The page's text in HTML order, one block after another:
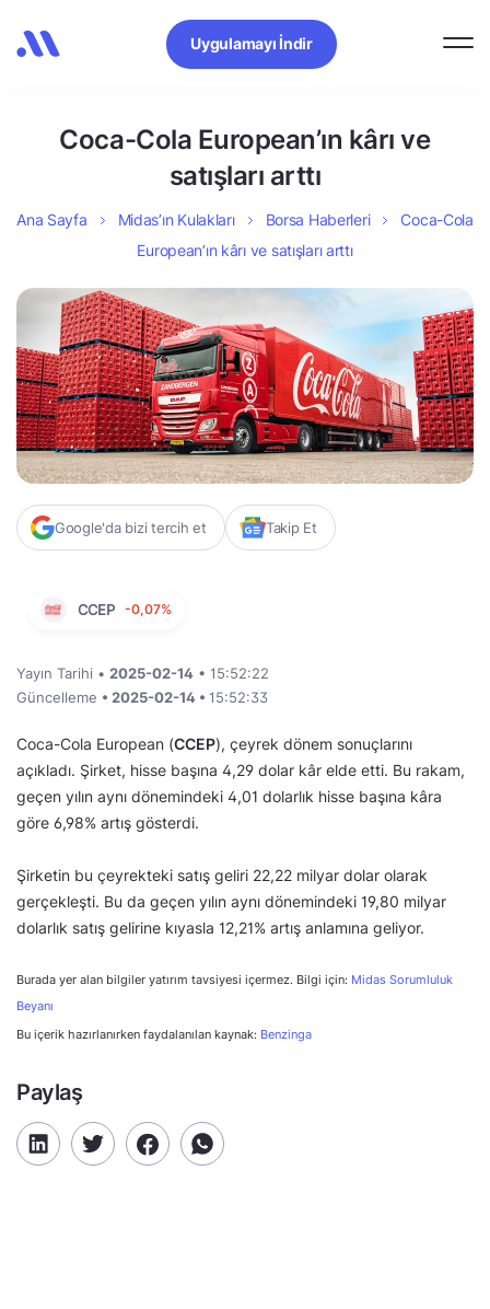
Uygulamayı İndir
Coca-Cola European’ın kârı ve
satışları arttı
Ana Sayfa Midas’ın Kulakları Borsa Haberleri
Coca-Cola
European’ın kârı ve satışları arttı
Google'da bizi tercih et Takip Et
CCEP -0,07%
Yayın Tarihi • 2025-02-14 • 15:52:22
Güncelleme • 2025-02-14 • 15:52:33
Coca-Cola European (CCEP), çeyrek dönem sonuçlarını
açıkladı. Şirket, hisse başına 4,29 dolar kâr elde etti. Bu rakam,
geçen yılın aynı dönemindeki 4,01 dolarlık hisse başına kâra
göre 6,98% artış gösterdi.
Şirketin bu çeyrekteki satış geliri 22,22 milyar dolar olarak
gerçekleşti. Bu da geçen yılın aynı dönemindeki 19,80 milyar
dolarlık satış gelirine kıyasla 12,21% artış anlamına geliyor.
Burada yer alan bilgiler yatırım tavsiyesi içermez. Bilgi için: Midas Sorumluluk
Beyanı
Bu içerik hazırlanırken faydalanılan kaynak: Benzinga
Paylaş